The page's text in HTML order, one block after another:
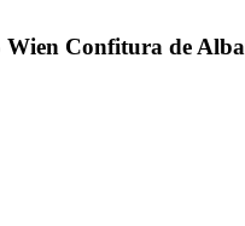
Confitura de